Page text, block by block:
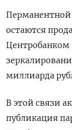
Перманентной
остаются
Центробанком
миллиарда
В этой связи
публикация